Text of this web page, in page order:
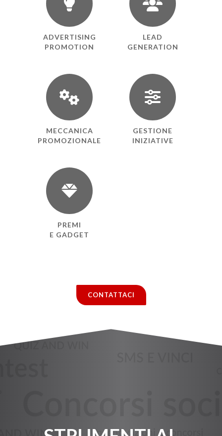
ADVERTISING
PROMOTION
LEAD
GENERATION
MECCANICA
PROMOZIONALE
GESTIONE
INIZIATIVE
PREMI
E GADGET
CONTATTACI